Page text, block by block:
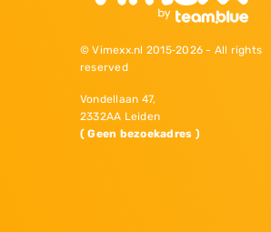
© Vimexx.nl 2015‐2026 - All rights
reserved
Vondellaan 47,
2332AA Leiden
( Geen bezoekadres )